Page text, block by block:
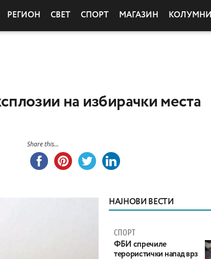
РЕГИОН СВЕТ СПОРТ МАГАЗИН КОЛУМНИ
на избирачки места
Share this...
НАЈНОВИ ВЕСТИ
СПОРТ
ФБИ спречиле
терористички напад врз